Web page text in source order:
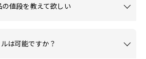
値段を教えて欲しい
は可能ですか？